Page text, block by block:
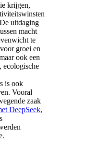
krijgen,
uitdaging
macht
te
groei en
ook een
ecologische
is ook
Vooral
zaak
DeepSeek,